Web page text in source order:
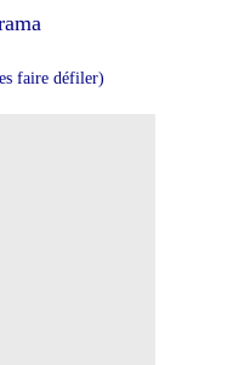
faire défiler)